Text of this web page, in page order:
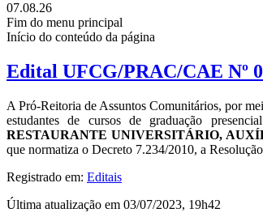
07.08.26
Fim do menu principal
Início do conteúdo da página
Edital UFCG/PRAC/CAE Nº
A Pró-Reitoria de Assuntos Comunitários, por
estudantes de cursos de graduação
RESTAURANTE UNIVERSITÁRIO,
que normatiza o Decreto 7.234/2010, a
Registrado em: Editais
Última atualização em 03/07/2023, 19h42